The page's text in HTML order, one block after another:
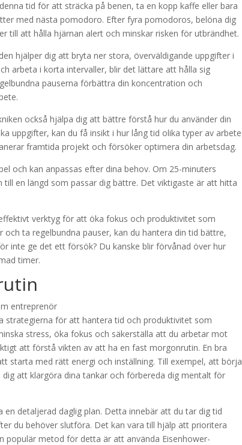
tid för att sträcka på benen, ta en kopp kaffe eller bara
med nästa pomodoro. Efter fyra pomodoros, belöna dig
till att hålla hjärnan alert och minskar risken för utbrändhet.
hjälper dig att bryta ner stora, överväldigande uppgifter i
arbeta i korta intervaller, blir det lättare att hålla sig
pauserna förbättra din koncentration och
också hjälpa dig att bättre förstå hur du använder din
uppgifter, kan du få insikt i hur lång tid olika typer av arbete
framtida projekt och försöker optimera din arbetsdag.
och kan anpassas efter dina behov. Om 25-minuters
en längd som passar dig bättre. Det viktigaste är att hitta
verktyg för att öka fokus och produktivitet som
ta regelbundna pauser, kan du hantera din tid bättre,
inte ge det ett försök? Du kanske blir förvånad över hur
timer.
strategierna för att hantera tid och produktivitet som
stress, öka fokus och säkerställa att du arbetar mot
att förstå vikten av att ha en fast morgonrutin. En bra
starta med rätt energi och inställning. Till exempel, att börja
att klargöra dina tankar och förbereda dig mentalt för
detaljerad daglig plan. Detta innebär att du tar dig tid
du behöver slutföra. Det kan vara till hjälp att prioritera
populär metod för detta är att använda Eisenhower-